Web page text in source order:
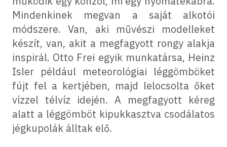
Mindenkinek megvan a saját alkotói
módszere. Van, aki művészi modelleket
készít, van, akit a megfagyott rongy alakja
inspirál. Otto Frei egyik munkatársa, Heinz
Isler például meteorológiai léggömböket
fújt fel a kertjében, majd lelocsolta őket
vízzel télvíz idején. A megfagyott kéreg
alatt a léggömböt kipukkasztva csodálatos
jégkupolák álltak elő.